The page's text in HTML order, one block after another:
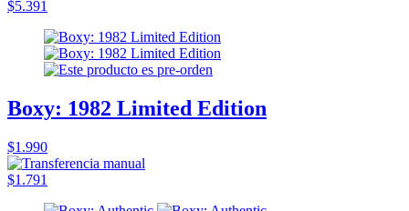
$5.391
Boxy: 1982 Limited Edition
$1.990
$1.791